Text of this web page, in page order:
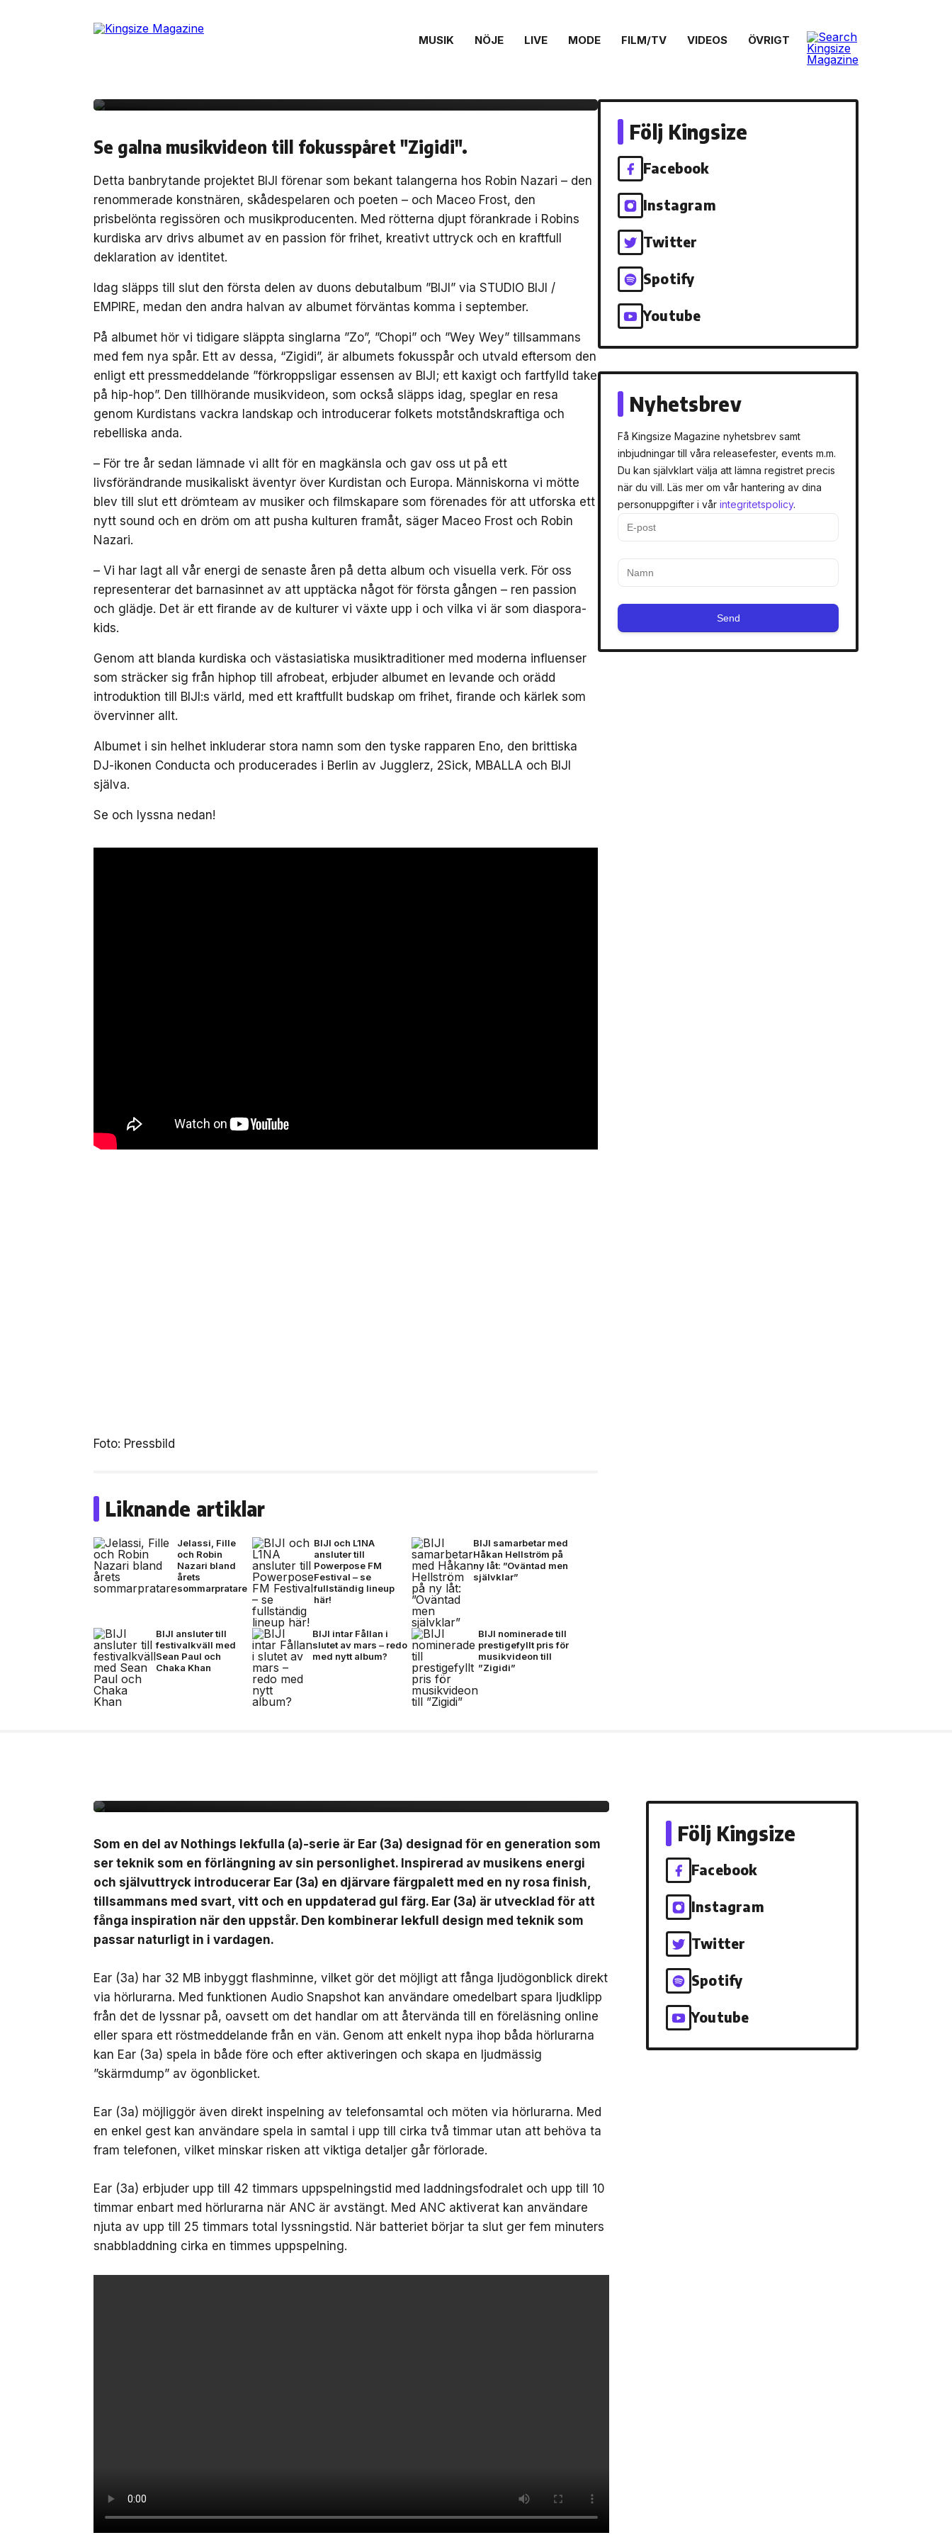
MUSIK NÖJE LIVE MODE FILM/TV VIDEOS ÖVRIGT
Robin Nazari och Maceo Frost släpper
Se galna musikvideon till fokusspåret "Zigidi".
Detta banbrytande projektet BIJI förenar som bekant talangerna hos Robin Nazari – den
renommerade konstnären, skådespelaren och poeten – och Maceo Frost, den
prisbelönta regissören och musikproducenten. Med rötterna djupt förankrade i Robins
kurdiska arv drivs albumet av en passion för frihet, kreativt uttryck och en kraftfull
deklaration av identitet.
Idag släpps till slut den första delen av duons debutalbum ”BIJI” via STUDIO BIJI /
EMPIRE, medan den andra halvan av albumet förväntas komma i september.
På albumet hör vi tidigare släppta singlarna ”Zo”, ”Chopi” och ”Wey Wey” tillsammans
med fem nya spår. Ett av dessa, “Zigidi”, är albumets fokusspår och utvald eftersom den
enligt ett pressmeddelande ”förkroppsligar essensen av BIJI; ett kaxigt och fartfylld take
på hip-hop”. Den tillhörande musikvideon, som också släpps idag, speglar en resa
genom Kurdistans vackra landskap och introducerar folkets motståndskraftiga och
rebelliska anda.
– För tre år sedan lämnade vi allt för en magkänsla och gav oss ut på ett
livsförändrande musikaliskt äventyr över Kurdistan och Europa. Människorna vi mötte
blev till slut ett drömteam av musiker och filmskapare som förenades för att utforska ett
nytt sound och en dröm om att pusha kulturen framåt, säger Maceo Frost och Robin
Nazari.
– Vi har lagt all vår energi de senaste åren på detta album och visuella verk. För oss
representerar det barnasinnet av att upptäcka något för första gången – ren passion
och glädje. Det är ett firande av de kulturer vi växte upp i och vilka vi är som diaspora-
kids.
Genom att blanda kurdiska och västasiatiska musiktraditioner med moderna influenser
som sträcker sig från hiphop till afrobeat, erbjuder albumet en levande och orädd
introduktion till BIJI:s värld, med ett kraftfullt budskap om frihet, firande och kärlek som
övervinner allt.
Albumet i sin helhet inkluderar stora namn som den tyske rapparen Eno, den brittiska
DJ-ikonen Conducta och producerades i Berlin av Jugglerz, 2Sick, MBALLA och BIJI
själva.
Se och lyssna nedan!
Foto: Pressbild
Liknande artiklar
Jelassi, Fille
och Robin
Nazari bland
årets
sommarpratare
BIJI och L1NA
ansluter till
Powerpose FM
Festival – se
fullständig lineup
här!
BIJI samarbetar med
Håkan Hellström på
ny låt: ”Oväntad men
självklar”
BIJI ansluter till
festivalkväll med
Sean Paul och
Chaka Khan
BIJI intar Fållan i
slutet av mars – redo
med nytt album?
BIJI nominerade till
prestigefyllt pris för
musikvideon till
”Zigidi”
Följ Kingsize
Facebook
Instagram
Twitter
Spotify
Youtube
Nyhetsbrev
Få Kingsize Magazine nyhetsbrev samt
inbjudningar till våra releasefester, events m.m.
Du kan självklart välja att lämna registret precis
när du vill. Läs mer om vår hantering av dina
personuppgifter i vår integritetspolicy.
Send
Som en del av Nothings lekfulla (a)-serie är Ear (3a) designad för en generation som
ser teknik som en förlängning av sin personlighet. Inspirerad av musikens energi
och självuttryck introducerar Ear (3a) en djärvare färgpalett med en ny rosa finish,
tillsammans med svart, vitt och en uppdaterad gul färg. Ear (3a) är utvecklad för att
fånga inspiration när den uppstår. Den kombinerar lekfull design med teknik som
passar naturligt in i vardagen.
Ear (3a) har 32 MB inbyggt flashminne, vilket gör det möjligt att fånga ljudögonblick direkt
via hörlurarna. Med funktionen Audio Snapshot kan användare omedelbart spara ljudklipp
från det de lyssnar på, oavsett om det handlar om att återvända till en föreläsning online
eller spara ett röstmeddelande från en vän. Genom att enkelt nypa ihop båda hörlurarna
kan Ear (3a) spela in både före och efter aktiveringen och skapa en ljudmässig
”skärmdump” av ögonblicket.
Ear (3a) möjliggör även direkt inspelning av telefonsamtal och möten via hörlurarna. Med
en enkel gest kan användare spela in samtal i upp till cirka två timmar utan att behöva ta
fram telefonen, vilket minskar risken att viktiga detaljer går förlorade.
Ear (3a) erbjuder upp till 42 timmars uppspelningstid med laddningsfodralet och upp till 10
timmar enbart med hörlurarna när ANC är avstängt. Med ANC aktiverat kan användare
njuta av upp till 25 timmars total lyssningstid. När batteriet börjar ta slut ger fem minuters
snabbladdning cirka en timmes uppspelning.
Följ Kingsize
Facebook
Instagram
Twitter
Spotify
Youtube